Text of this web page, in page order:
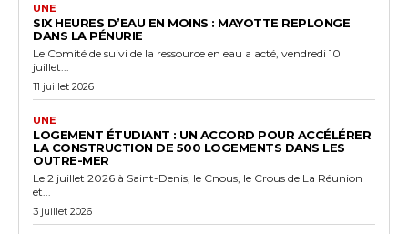
UNE
SIX HEURES D’EAU EN MOINS : MAYOTTE REPLONGE
DANS LA PÉNURIE
Le Comité de suivi de la ressource en eau a acté, vendredi 10
juillet...
11 juillet 2026
UNE
LOGEMENT ÉTUDIANT : UN ACCORD POUR ACCÉLÉRER
LA CONSTRUCTION DE 500 LOGEMENTS DANS LES
OUTRE-MER
Le 2 juillet 2026 à Saint-Denis, le Cnous, le Crous de La Réunion
et...
3 juillet 2026